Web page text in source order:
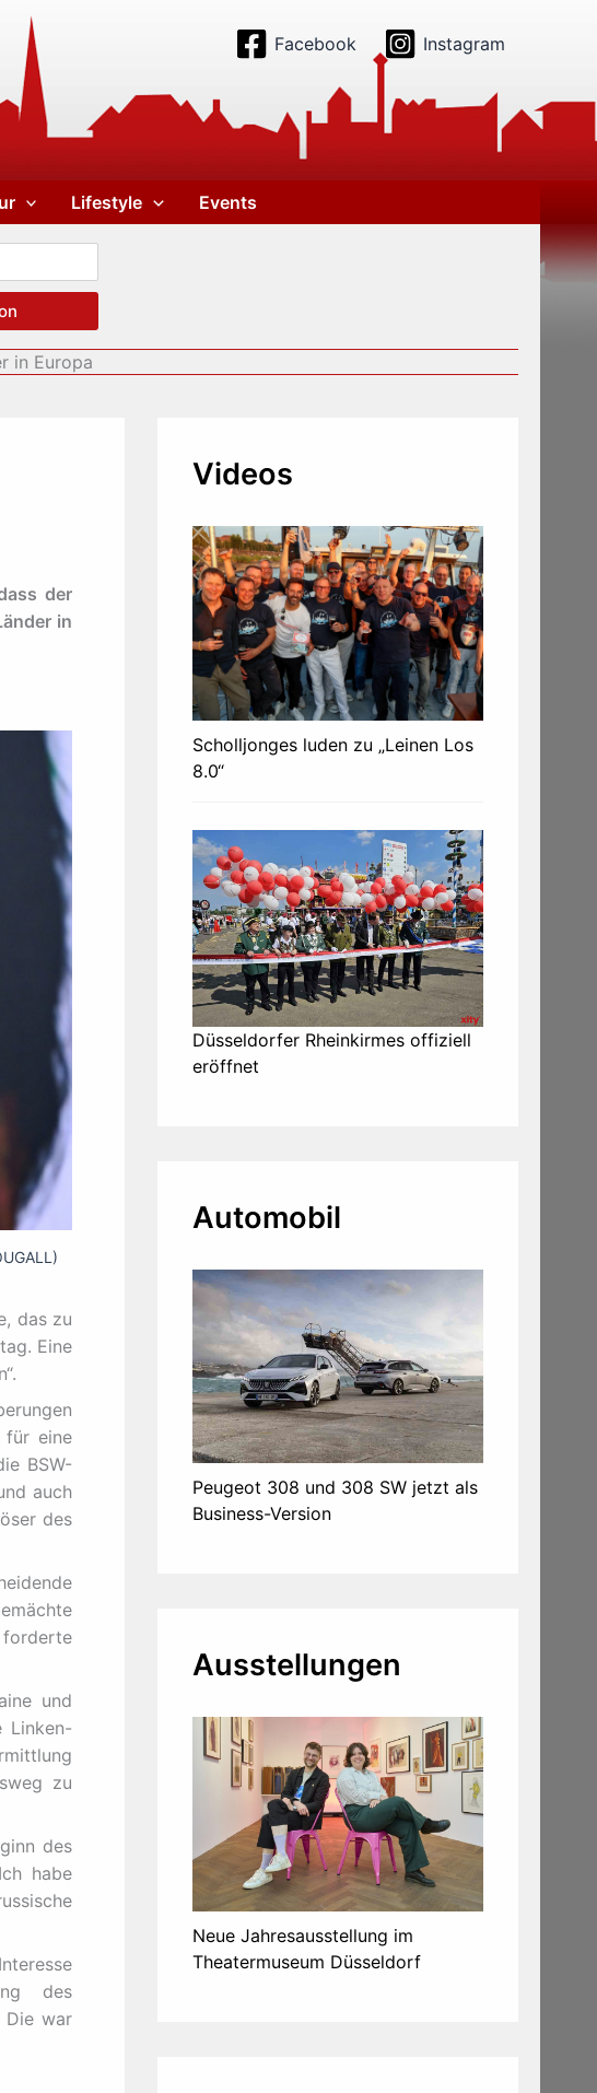
Facebook Instagram
Lifestyle Events
in Europa
der
in
das zu
Eine
für eine
BSW-
auch
des
forderte
und
Linken-
zu
des
habe
des
Die war
Videos
Scholljonges luden zu „Leinen Los
8.0“
Düsseldorfer Rheinkirmes offiziell
eröffnet
Automobil
Peugeot 308 und 308 SW jetzt als
Business-Version
Ausstellungen
Neue Jahresausstellung im
Theatermuseum Düsseldorf